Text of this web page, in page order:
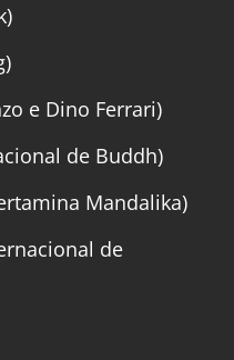
e Dino Ferrari)
de Buddh)
Mandalika)
de